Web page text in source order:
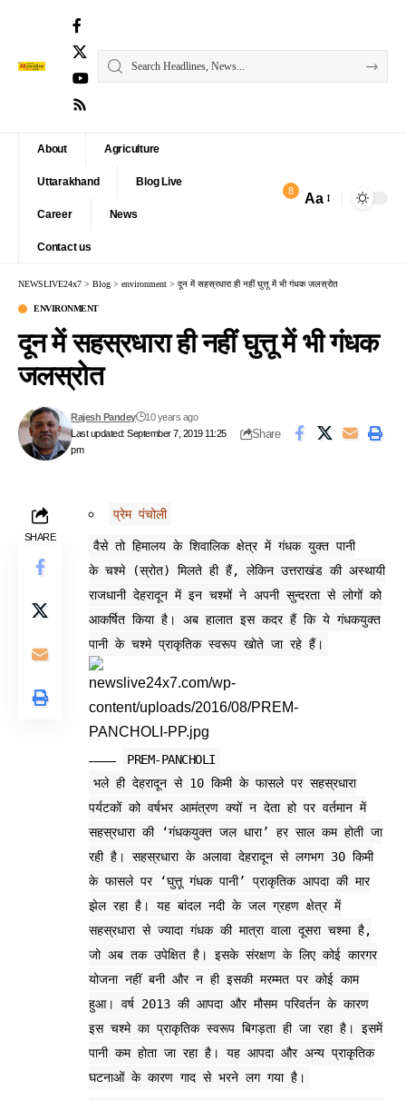
About Agriculture
Uttarakhand Blog Live
Career News
Contact us
8 Aa
NEWSLIVE24x7 > Blog > environment > दून में सहस्रधारा ही नहीं घुत्तू में भी गंधक जलस्रोत
ENVIRONMENT
दून में सहस्रधारा ही नहीं घुत्तू में भी गंधक
जलस्रोत
Last updated: September 7, 2019 11:25
pm
Rajesh Pandey 10 years ago
Share
SHARE
प्रेम पंचोली
वैसे तो हिमालय के शिवालिक क्षेत्र में गंधक युक्त पानी
के चश्मे (स्रोत) मिलते ही हैं, लेकिन उत्तराखंड की अस्थायी
राजधानी देहरादून में इन चश्मों ने अपनी सुन्दरता से लोगों को
आकर्षित किया है। अब हालात इस कदर हैं कि ये गंधकयुक्त
पानी के चश्मे प्राकृतिक स्वरूप खोते जा रहे हैं।
PREM-PANCHOLI
भले ही देहरादून से 10 किमी के फासले पर सहस्रधारा
पर्यटकों को वर्षभर आमंत्रण क्यों न देता हो पर वर्तमान में
सहस्रधारा की ‘गंधकयुक्त जल धारा’ हर साल कम होती जा
रही है। सहस्रधारा के अलावा देहरादून से लगभग 30 किमी
के फासले पर ‘घुत्तू गंधक पानी’ प्राकृतिक आपदा की मार
झेल रहा है। यह बांदल नदी के जल ग्रहण क्षेत्र में
सहस्रधारा से ज्यादा गंधक की मात्रा वाला दूसरा चश्मा है,
जो अब तक उपेक्षित है। इसके संरक्षण के लिए कोई कारगर
योजना नहीं बनी और न ही इसकी मरम्मत पर कोई काम
हुआ। वर्ष 2013 की आपदा और मौसम परिवर्तन के कारण
इस चश्मे का प्राकृतिक स्वरूप बिगड़ता ही जा रहा है। इसमें
पानी कम होता जा रहा है। यह आपदा और अन्य प्राकृतिक
घटनाओं के कारण गाद से भरने लग गया है।